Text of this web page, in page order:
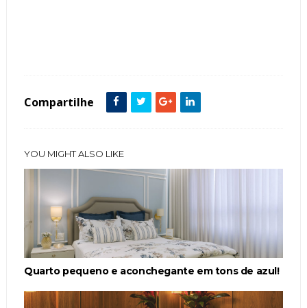
Compartilhe
YOU MIGHT ALSO LIKE
Quarto pequeno e aconchegante em tons de azul!